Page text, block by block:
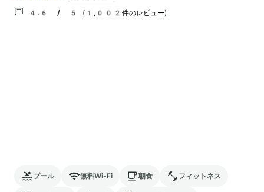
4.6 / 5 ( 1,002件のレビュー)
プール 無料Wi-Fi 朝食 フィットネス